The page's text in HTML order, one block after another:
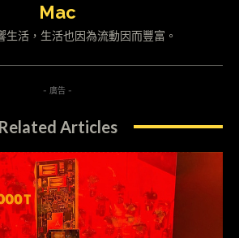
Mac
生活，生活也因為流動因而豐富。
- 廣告 -
Related Articles